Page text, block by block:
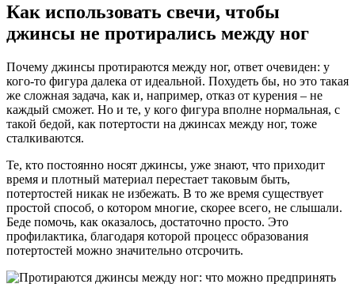
Как использовать свечи, чтобы
джинсы не протирались между ног
Почему джинсы протираются между ног, ответ очевиден: у
кого-то фигура далека от идеальной. Похудеть бы, но это такая
же сложная задача, как и, например, отказ от курения – не
каждый сможет. Но и те, у кого фигура вполне нормальная, с
такой бедой, как потертости на джинсах между ног, тоже
сталкиваются.
Те, кто постоянно носят джинсы, уже знают, что приходит
время и плотный материал перестает таковым быть,
потертостей никак не избежать. В то же время существует
простой способ, о котором многие, скорее всего, не слышали.
Беде помочь, как оказалось, достаточно просто. Это
профилактика, благодаря которой процесс образования
потертостей можно значительно отсрочить.